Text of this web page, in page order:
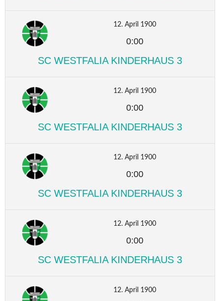
12. April 1900
0:00
SC WESTFALIA KINDERHAUS 3
12. April 1900
0:00
SC WESTFALIA KINDERHAUS 3
12. April 1900
0:00
SC WESTFALIA KINDERHAUS 3
12. April 1900
0:00
SC WESTFALIA KINDERHAUS 3
12. April 1900